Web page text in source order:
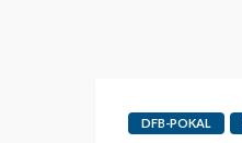
DFB-POKAL